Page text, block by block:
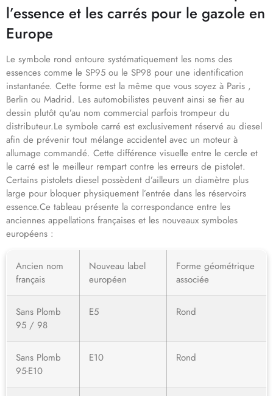
l’essence et les carrés pour le gazole en
Europe
Le symbole rond entoure systématiquement les noms des
essences comme le SP95 ou le SP98 pour une identification
instantanée. Cette forme est la même que vous soyez à Paris ,
Berlin ou Madrid. Les automobilistes peuvent ainsi se fier au
dessin plutôt qu’au nom commercial parfois trompeur du
distributeur.Le symbole carré est exclusivement réservé au diesel
afin de prévenir tout mélange accidentel avec un moteur à
allumage commandé. Cette différence visuelle entre le cercle et
le carré est le meilleur rempart contre les erreurs de pistolet.
Certains pistolets diesel possèdent d’ailleurs un diamètre plus
large pour bloquer physiquement l’entrée dans les réservoirs
essence.Ce tableau présente la correspondance entre les
anciennes appellations françaises et les nouveaux symboles
européens :
Ancien nom
français
Nouveau label
européen
Forme géométrique
associée
Sans Plomb
95 / 98
E5 Rond
Sans Plomb
95-E10
E10 Rond